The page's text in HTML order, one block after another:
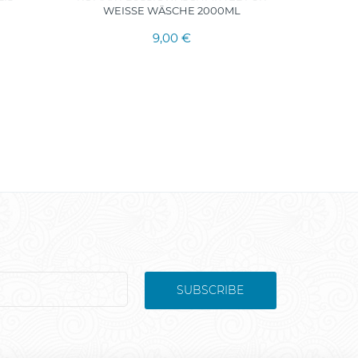
WEISSE WÄSCHE 2000ML
9,00 €
SUBSCRIBE